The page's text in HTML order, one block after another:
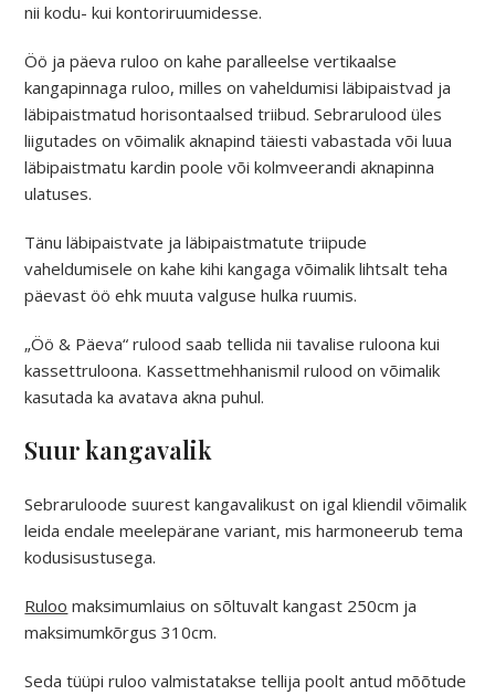
nii kodu- kui kontoriruumidesse.
Öö ja päeva ruloo on kahe paralleelse vertikaalse
kangapinnaga ruloo, milles on vaheldumisi läbipaistvad ja
läbipaistmatud horisontaalsed triibud. Sebrarulood üles
liigutades on võimalik aknapind täiesti vabastada või luua
läbipaistmatu kardin poole või kolmveerandi aknapinna
ulatuses.
Tänu läbipaistvate ja läbipaistmatute triipude
vaheldumisele on kahe kihi kangaga võimalik lihtsalt teha
päevast öö ehk muuta valguse hulka ruumis.
„Öö & Päeva“ rulood saab tellida nii tavalise ruloona kui
kassettruloona. Kassettmehhanismil rulood on võimalik
kasutada ka avatava akna puhul.
Suur kangavalik
Sebraruloode suurest kangavalikust on igal kliendil võimalik
leida endale meelepärane variant, mis harmoneerub tema
kodusisustusega.
Ruloo maksimumlaius on sõltuvalt kangast 250cm ja
maksimumkõrgus 310cm.
Seda tüüpi ruloo valmistatakse tellija poolt antud mõõtude